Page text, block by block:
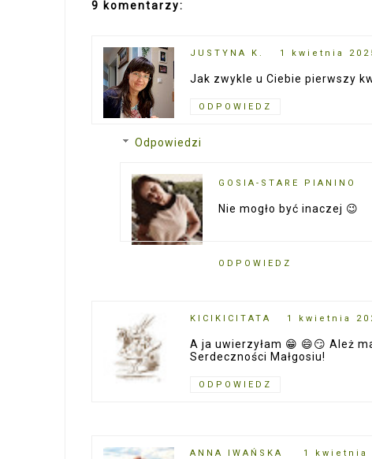
9 komentarzy:
JUSTYNA K. 1 kwietnia
Jak zwykle u Ciebie pierwszy
ODPOWIEDZ
Odpowiedzi
GOSIA-STARE PIANINO
Nie mogło być inaczej 😉
ODPOWIEDZ
KICIKICITATA 1 kwietnia
A ja uwierzyłam 😁 😄😏 Ależ
Serdeczności Małgosiu!
ODPOWIEDZ
ANNA IWAŃSKA 1 kwietnia